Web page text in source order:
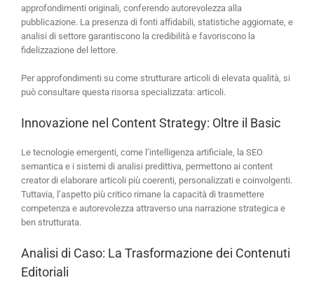
approfondimenti originali, conferendo autorevolezza alla
pubblicazione. La presenza di fonti affidabili, statistiche aggiornate, e
analisi di settore garantiscono la credibilità e favoriscono la
fidelizzazione del lettore.
Per approfondimenti su come strutturare articoli di elevata qualità, si
può consultare questa risorsa specializzata: articoli.
Innovazione nel Content Strategy: Oltre il Basic
Le tecnologie emergenti, come l’intelligenza artificiale, la SEO
semantica e i sistemi di analisi predittiva, permettono ai content
creator di elaborare articoli più coerenti, personalizzati e coinvolgenti.
Tuttavia, l’aspetto più critico rimane la capacità di trasmettere
competenza e autorevolezza attraverso una narrazione strategica e
ben strutturata.
Analisi di Caso: La Trasformazione dei Contenuti
Editoriali